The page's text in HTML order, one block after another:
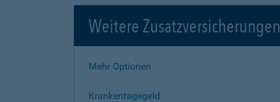
Weitere Zusatzversicherungen
Mehr Optionen
Krankentagegeld